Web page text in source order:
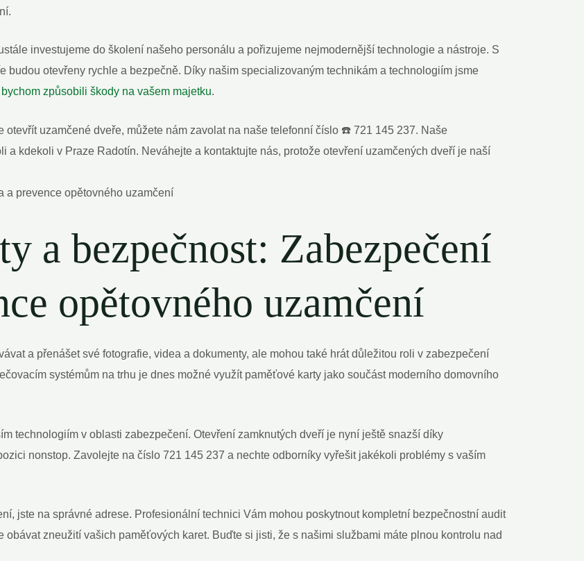
investujeme do školení našeho personálu a pořizujeme nejmodernější technologie a nástroje. S
budou otevřeny rychle a bezpečně. Díky našim specializovaným technikám a technologiím jsme
způsobili škody na vašem majetku.
uzamčené dveře, můžete nám zavolat na naše telefonní číslo ☎️ 721 145 237. Naše
a kdekoli v Praze Radotín. Neváhejte a kontaktujte nás, protože otevření uzamčených dveří je naší
a bezpečnost: Zabezpečení
opětovného uzamčení
a přenášet své fotografie, videa a dokumenty, ale mohou také hrát důležitou roli v zabezpečení
systémům na trhu je dnes možné využít paměťové karty jako součást moderního domovního
technologiím v oblasti zabezpečení. Otevření zamknutých dveří je nyní ještě snazší díky
nonstop. Zavolejte na číslo 721 145 237 a nechte odborníky vyřešit jakékoli problémy s vaším
jste na správné adrese. Profesionální technici Vám mohou poskytnout kompletní bezpečnostní audit
zneužití vašich paměťových karet. Buďte si jisti, že s našimi službami máte plnou kontrolu nad